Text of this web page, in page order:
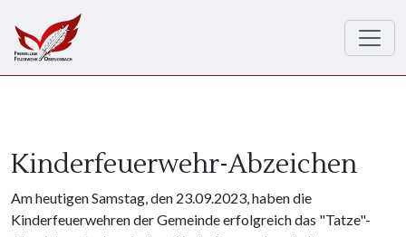
Kinderfeuerwehr-Abzeichen
Am heutigen Samstag, den 23.09.2023, haben die
Kinderfeuerwehren der Gemeinde erfolgreich das "Tatze"-